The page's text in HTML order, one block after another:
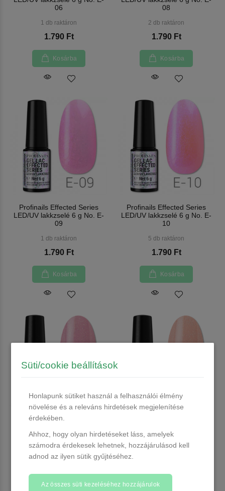
06
1 db raktáron
1.790 Ft
Kosárba
08
2 db raktáron
1.790 Ft
Kosárba
Profinails Effected Series
LED/UV lakkzselé 6 g No. E-
09
1 db raktáron
1.790 Ft
Kosárba
Profinails Effected Series
LED/UV lakkzselé 6 g No. E-
10
5 db raktáron
1.790 Ft
Kosárba
Profinails Gel Lac Glimmer
Shine LED/UV lakkzselé 6gr
S-01
1 db raktáron
Shine LED/UV lakkzselé 6gr
S-02
Süti/cookie beállítások
Honlapunk sütiket használ a felhasználói élmény
növelése és a releváns hirdetések megjelenítése
érdekében.
Ahhoz, hogy olyan hirdetéseket láss, amelyek
számodra érdekesek lehetnek, hozzájárulásod kell
adnod az ilyen sütik gyűjtéséhez.
Az összes süti kezeléséhez hozzájárulok